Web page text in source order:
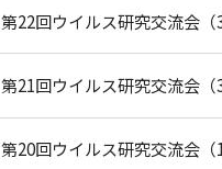
第22回ウイルス研究交流会（
第21回ウイルス研究交流会（
第20回ウイルス研究交流会（